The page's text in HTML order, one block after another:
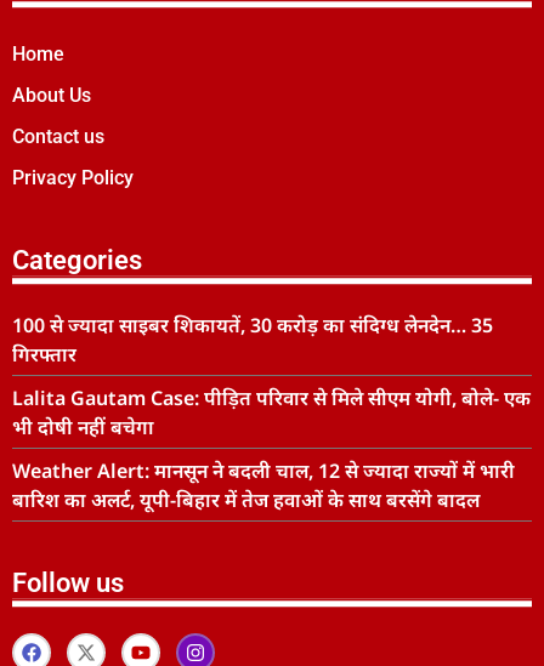
Home
About Us
Contact us
Privacy Policy
Categories
100 से ज्यादा साइबर शिकायतें, 30 करोड़ का संदिग्ध लेनदेन… 35
गिरफ्तार
Lalita Gautam Case: पीड़ित परिवार से मिले सीएम योगी, बोले- एक
भी दोषी नहीं बचेगा
Weather Alert: मानसून ने बदली चाल, 12 से ज्यादा राज्यों में भारी
बारिश का अलर्ट, यूपी-बिहार में तेज हवाओं के साथ बरसेंगे बादल
Follow us